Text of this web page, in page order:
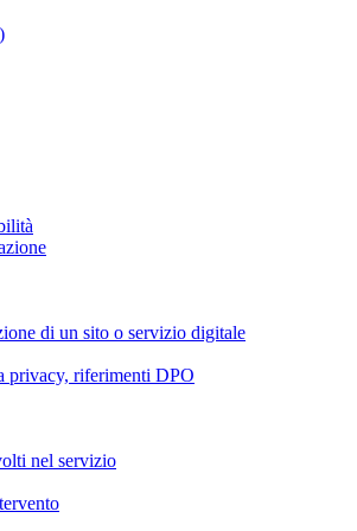
)
di un sito o servizio digitale
privacy, riferimenti DPO
nel servizio